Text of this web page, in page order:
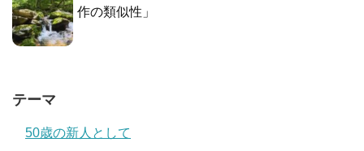
作の類似性」
テーマ
50歳の新人として